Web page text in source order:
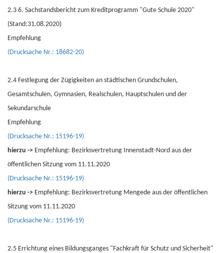
2.3 6. Sachstandsbericht zum Kreditprogramm "Gute Schule 2020"
(Stand:31.08.2020)
Empfehlung
(Drucksache Nr.: 18682-20)
2.4 Festlegung der Zügigkeiten an städtischen Grundschulen,
Gesamtschulen, Gymnasien, Realschulen, Hauptschulen und der
Sekundarschule
Empfehlung
(Drucksache Nr.: 15196-19)
hierzu -> Empfehlung: Bezirksvertretung Innenstadt-Nord aus der
öffentlichen Sitzung vom 11.11.2020
(Drucksache Nr.: 15196-19)
hierzu -> Empfehlung: Bezirksvertretung Mengede aus der öffentlichen
Sitzung vom 11.11.2020
(Drucksache Nr.: 15196-19)
2.5 Errichtung eines Bildungsganges "Fachkraft für Schutz und Sicherheit"